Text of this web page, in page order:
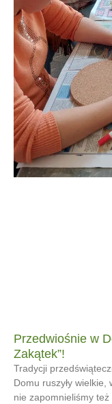
Przedwiośnie w
Zakątek”!
Tradycji
Domu ruszyły
nie zapomnieliśmy też